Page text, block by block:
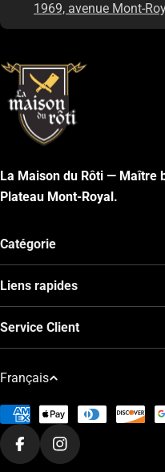
1969, avenue Mont-
La Maison du Rôti — Maître
Plateau Mont-Royal.
Catégorie
Liens rapides
Service Client
L
n
g
u
Français
Modes
de
paiement
FacebookInstagram